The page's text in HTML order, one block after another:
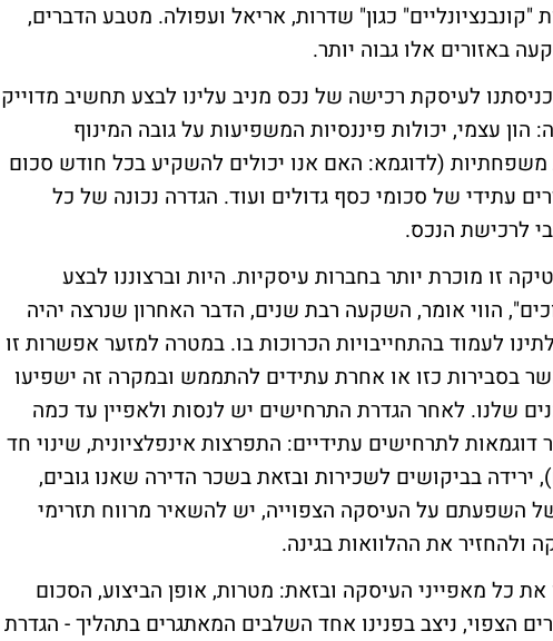
"קונבנציונליים" כגון" שדרות, אריאל ועפולה. מטבע הדברים,
באזורים אלו גבוה יותר.
כניסתנו לעיסקת רכישה של נכס מניב עלינו לבצע תחשיב מדוייק
עצמי, יכולות פיננסיות המשפיעות על גובה המינוף
משפחתיות (לדוגמא: האם אנו יכולים להשקיע בכל חודש סכום
עתידי של סכומי כסף גדולים ועוד. הגדרה נכונה של כל
לרכישת הנכס.
זו מוכרת יותר בחברות עיסקיות. היות וברצוננו לבצע
הווי אומר, השקעה רבת שנים, הדבר האחרון שנרצה יהיה
לעמוד בהתחייבויות הכרוכות בו. במטרה למזער אפשרות זו
בסבירות כזו או אחרת עתידים להתממש ובמקרה זה ישפיעו
שלנו. לאחר הגדרת התרחישים יש לנסות ולאפיין עד כמה
לתרחישים עתידיים: התפרצות אינפלציונית, שינוי חד
מול הדולר (ל-2 הצדדים), ירידה בביקושים לשכירות ובזאת בשכר הדירה שאנו גובים,
השפעתם על העיסקה הצפוייה, יש להשאיר מרווח תזרימי
את ההלוואות בגינה.
כל מאפייני העיסקה ובזאת: מטרות, אופן הביצוע, הסכום
הצפוי, ניצב בפנינו אחד השלבים המאתגרים בתהליך - הגדרת